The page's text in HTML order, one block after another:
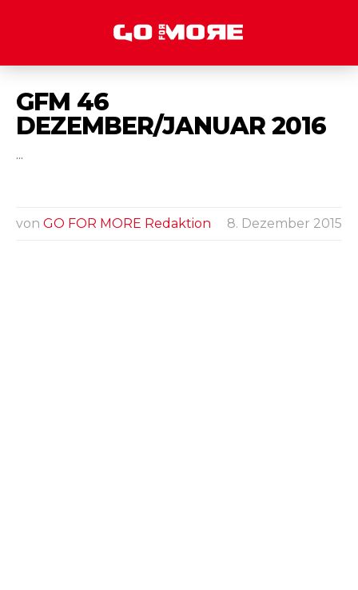
GFM 46
DEZEMBER/JANUAR 2016
...
von GO FOR MORE Redaktion 8. Dezember 2015